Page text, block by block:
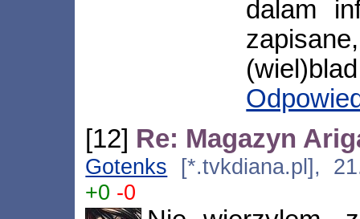
dalam
[12] Re: Magazyn
Gotenks [*.tvkdiana.pl],
+0 -0